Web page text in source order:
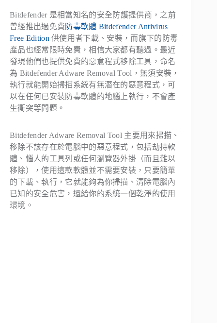
Bitdefender 是相當知名的安全防護提供商，之前
曾經推出過免費 防毒軟體 Bitdefender Antivirus
Free Edition 供使用者下載、安裝，而旗下的防毒
產品也經常限時免費，相信大家都有聽過。最近
發現他們也提供免費的惡意程式移除工具，命名
為 Bitdefender Adware Removal Tool，無須安裝，
執行就能開始掃描系統有無潛在的惡意程式，可
以在任何已安裝防毒軟體的地腦上執行，不會產
生衝突等問題。
Bitdefender Adware Removal Tool 主要用來掃描、
移除不該存在於電腦中的惡意程式，包括劫持軟
體、惱人的工具列或任何瀏覽器外掛（而且難以
移除），使用這款軟體並不需要安裝，只要簡單
的下載、執行，它就能夠為你掃描、清除電腦內
已知的安全危害，還給你的系統一個乾淨的使用
環境。